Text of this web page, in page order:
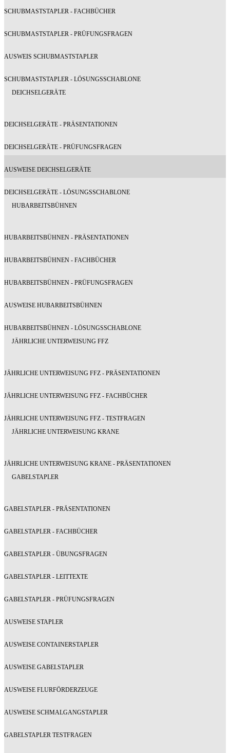
SCHUBMASTSTAPLER - FACHBÜCHER
SCHUBMASTSTAPLER - PRÜFUNGSFRAGEN
AUSWEIS SCHUBMASTSTAPLER
SCHUBMASTSTAPLER - LÖSUNGSSCHABLONE
DEICHSELGERÄTE
DEICHSELGERÄTE - PRÄSENTATIONEN
DEICHSELGERÄTE - PRÜFUNGSFRAGEN
AUSWEISE DEICHSELGERÄTE
DEICHSELGERÄTE - LÖSUNGSSCHABLONE
HUBARBEITSBÜHNEN
HUBARBEITSBÜHNEN - PRÄSENTATIONEN
HUBARBEITSBÜHNEN - FACHBÜCHER
HUBARBEITSBÜHNEN - PRÜFUNGSFRAGEN
AUSWEISE HUBARBEITSBÜHNEN
HUBARBEITSBÜHNEN - LÖSUNGSSCHABLONE
JÄHRLICHE UNTERWEISUNG FFZ
JÄHRLICHE UNTERWEISUNG FFZ - PRÄSENTATIONEN
JÄHRLICHE UNTERWEISUNG FFZ - FACHBÜCHER
JÄHRLICHE UNTERWEISUNG FFZ - TESTFRAGEN
JÄHRLICHE UNTERWEISUNG KRANE
JÄHRLICHE UNTERWEISUNG KRANE - PRÄSENTATIONEN
GABELSTAPLER
GABELSTAPLER - PRÄSENTATIONEN
GABELSTAPLER - FACHBÜCHER
GABELSTAPLER - ÜBUNGSFRAGEN
GABELSTAPLER - LEITTEXTE
GABELSTAPLER - PRÜFUNGSFRAGEN
AUSWEISE STAPLER
AUSWEISE CONTAINERSTAPLER
AUSWEISE GABELSTAPLER
AUSWEISE FLURFÖRDERZEUGE
AUSWEISE SCHMALGANGSTAPLER
GABELSTAPLER TESTFRAGEN